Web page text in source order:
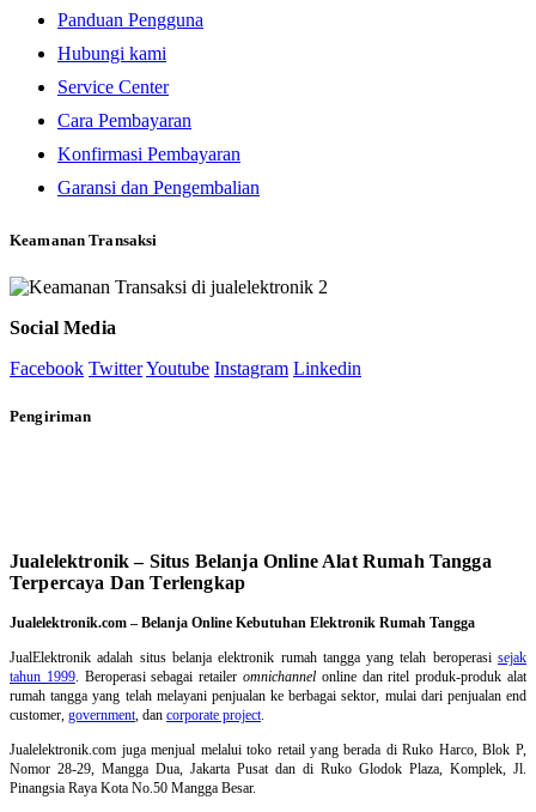
Panduan Pengguna
Hubungi kami
Service Center
Cara Pembayaran
Konfirmasi Pembayaran
Garansi dan Pengembalian
Keamanan Transaksi
Social Media
Facebook TwitterYoutube Instagram Linkedin
Pengiriman
Jualelektronik – Situs Belanja Online Alat Rumah Tangga
Terpercaya Dan Terlengkap
Jualelektronik.com – Belanja Online Kebutuhan Elektronik Rumah Tangga
JualElektronik adalah situs belanja elektronik rumah tanggayang telah beroperasisejak
tahun 1999. Beroperasi sebagai retaileromnichannel online dan ritel produk-produk alat
rumah tangga yang telah melayani penjualan ke berbagai sektor, mulai dari penjualan end
customer, government , dan corporate project
Jualelektronik.com juga menjual melalui toko retail yang berada di Ruko Harco, Blok P,
Nomor 28-29, Mangga Dua, Jakarta Pusat dan di Ruko Glodok Plaza, Komplek, Jl.
Pinangsia Raya Kota No.50 Mangga Besar.